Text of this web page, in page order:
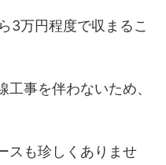
3万円程度で収まるこ
事を伴わないため、
スも珍しくありませ